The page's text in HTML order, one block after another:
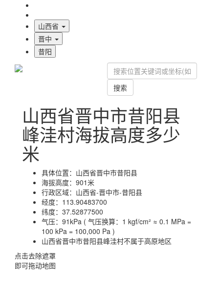
山西省
晋中
昔阳
搜索
山西省晋中市昔阳县
峰洼村海拔高度多少
米
具体位置： 山西省晋中市昔阳县
海拔高度： 901米
行政区域： 山西省-晋中市-昔阳县
经度： 113.90483700
纬度： 37.52877500
气压： 91kPa ( 气压换算：1 kgf/cm² ≈ 0.1 MPa =
100 kPa = 100,000 Pa )
山西省晋中市昔阳县峰洼村不属于高原地区
点击去除遮罩
即可拖动地图